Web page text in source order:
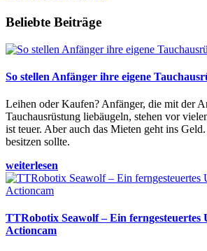
Beliebte Beiträge
So stellen Anfänger ihre eigene
Leihen oder Kaufen? Anfänger, die mit der
Tauchausrüstung liebäugeln, stehen vor
ist teuer. Aber auch das Mieten geht ins
besitzen sollte.
weiterlesen
TTRobotix Seawolf – Ein ferngesteuertes
Actioncam